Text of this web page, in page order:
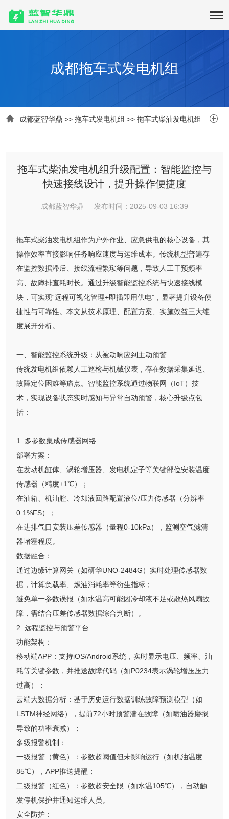
成都拖车式发电机组
 成都蓝智华鼎 >> 拖车式发电机组 >> 拖车式柴油发电机组 
拖车式柴油发电机组升级配置：智能监控与
快速接线设计，提升操作便捷度
成都蓝智华鼎 发布时间：2025-09-03 16:39
拖车式柴油发电机组作为户外作业、应急供电的核心设备，其
操作效率直接影响任务响应速度与运维成本。传统机型普遍存
在监控数据滞后、接线流程繁琐等问题，导致人工干预频率
高、故障排查耗时长。通过升级智能监控系统与快速接线模
块，可实现“远程可视化管理+即插即用供电”，显著提升设备便
捷性与可靠性。本文从技术原理、配置方案、实施效益三大维
度展开分析。
一、智能监控系统升级：从被动响应到主动预警
传统发电机组依赖人工巡检与机械仪表，存在数据采集延迟、
故障定位困难等痛点。智能监控系统通过物联网（IoT）技
术，实现设备状态实时感知与异常自动预警，核心升级点包
括：
1. 多参数集成传感器网络
部署方案：
在发动机缸体、涡轮增压器、发电机定子等关键部位安装温度
传感器（精度±1℃）；
在油箱、机油腔、冷却液回路配置液位/压力传感器（分辨率
0.1%FS）；
在进排气口安装压差传感器（量程0-10kPa），监测空气滤清
器堵塞程度。
数据融合：
通过边缘计算网关（如研华UNO-2484G）实时处理传感器数
据，计算负载率、燃油消耗率等衍生指标；
避免单一参数误报（如水温高可能因冷却液不足或散热风扇故
障，需结合压差传感器数据综合判断）。
2. 远程监控与预警平台
功能架构：
移动端APP：支持iOS/Android系统，实时显示电压、频率、油
耗等关键参数，并推送故障代码（如P0234表示涡轮增压压力
过高）；
云端大数据分析：基于历史运行数据训练故障预测模型（如
LSTM神经网络），提前72小时预警潜在故障（如喷油器磨损
导致的功率衰减）；
多级报警机制：
一级报警（黄色）：参数超阈值但未影响运行（如机油温度
85℃），APP推送提醒；
二级报警（红色）：参数超安全限（如水温105℃），自动触
发停机保护并通知运维人员。
安全防护：